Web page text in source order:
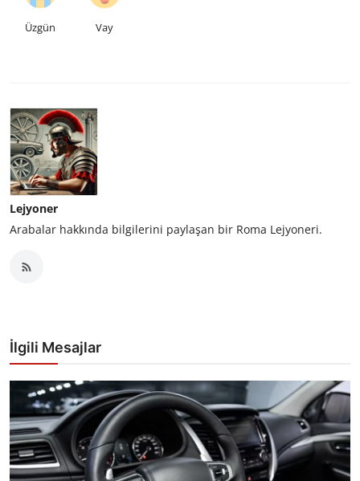
Üzgün Vay
Lejyoner
Arabalar hakkında bilgilerini paylaşan bir Roma Lejyoneri.
İlgili Mesajlar